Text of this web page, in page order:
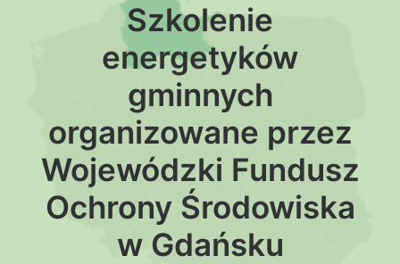
Oferta finansowania
Media
Kontakt
Wyszukiwanie
Szkolenie
energetyków
gminnych
organizowane przez
Wojewódzki Fundusz
Ochrony Środowiska
w Gdańsku